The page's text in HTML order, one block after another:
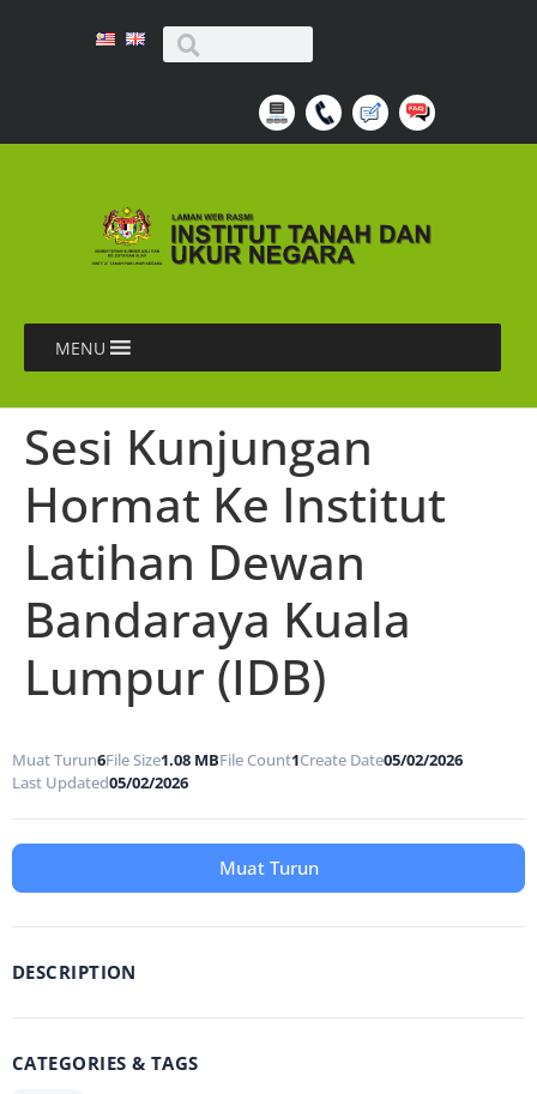
MENU
Sesi Kunjungan
Hormat Ke Institut
Latihan Dewan
Bandaraya Kuala
Lumpur (IDB)
Muat Turun6File Size1.08 MBFile Count1Create Date05/02/2026
Last Updated05/02/2026
Muat Turun
DESCRIPTION
CATEGORIES & TAGS